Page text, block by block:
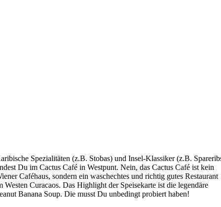
aribische Spezialitäten (z.B. Stobas) und Insel-Klassiker (z.B.
Du im Cactus Café in Westpunt. Nein, das Cactus Café ist kein
Caféhaus, sondern ein waschechtes und richtig gutes Restaurant
Westen Curacaos. Das Highlight der Speisekarte ist die legendäre
Banana Soup. Die musst Du unbedingt probiert haben!